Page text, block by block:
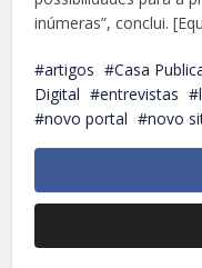
inúmeras”, conclui.
artigos Casa
Digital
entrevistas
novo portal
novo